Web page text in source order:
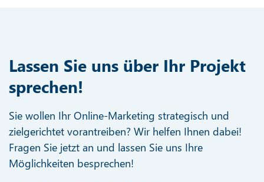
Lassen Sie uns über Ihr Projekt
sprechen!
Sie wollen Ihr Online-Marketing strategisch und
zielgerichtet vorantreiben? Wir helfen Ihnen dabei!
Fragen Sie jetzt an und lassen Sie uns Ihre
Möglichkeiten besprechen!